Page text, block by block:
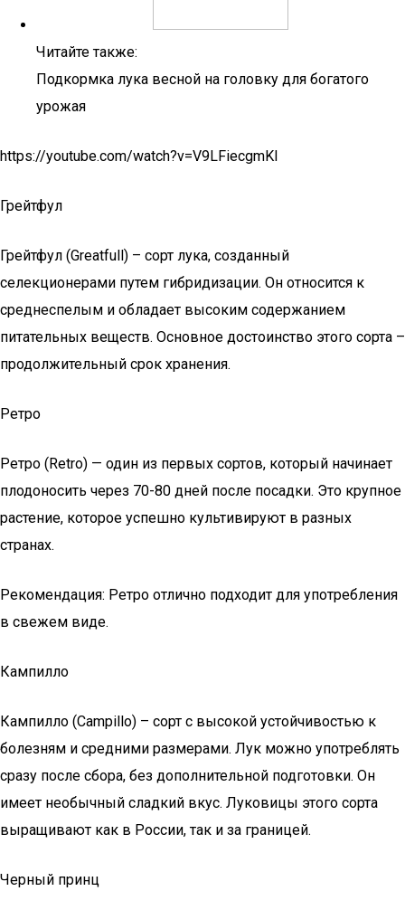
Читайте также:
Подкормка лука весной на головку для богатого
урожая
https://youtube.com/watch?v=V9LFiecgmKI
Грейтфул
Грейтфул (Greatfull) – сорт лука, созданный
селекционерами путем гибридизации. Он относится к
среднеспелым и обладает высоким содержанием
питательных веществ. Основное достоинство этого сорта –
продолжительный срок хранения.
Ретро
Ретро (Retro) — один из первых сортов, который начинает
плодоносить через 70-80 дней после посадки. Это крупное
растение, которое успешно культивируют в разных
странах.
Рекомендация: Ретро отлично подходит для употребления
в свежем виде.
Кампилло
Кампилло (Campillo) – сорт с высокой устойчивостью к
болезням и средними размерами. Лук можно употреблять
сразу после сбора, без дополнительной подготовки. Он
имеет необычный сладкий вкус. Луковицы этого сорта
выращивают как в России, так и за границей.
Черный принц